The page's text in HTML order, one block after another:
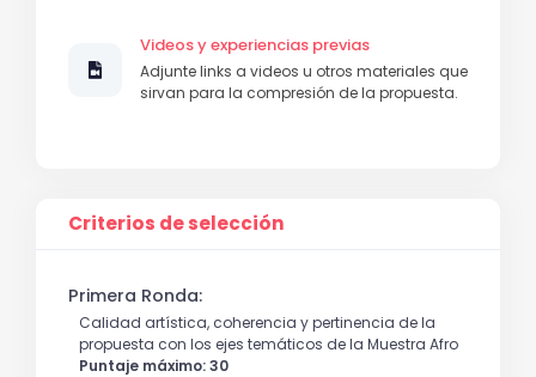
Videos y experiencias previas
Adjunte links a videos u otros materiales que
sirvan para la compresión de la propuesta.
Criterios de selección
Primera Ronda:
Calidad artística, coherencia y pertinencia de la
propuesta con los ejes temáticos de la Muestra Afro
Puntaje máximo: 30